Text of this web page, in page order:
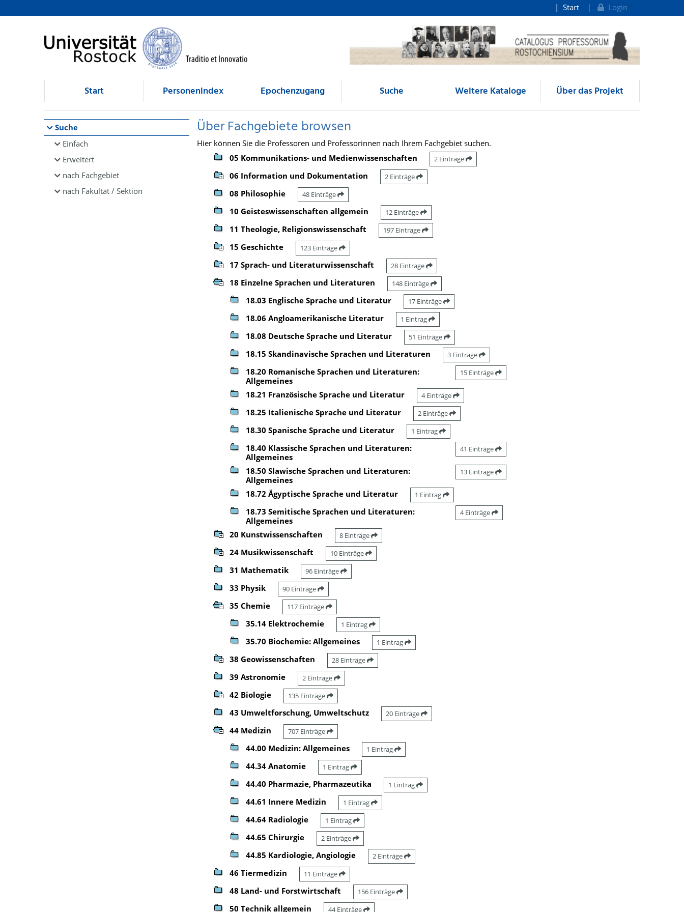
Browsen
direkt zum Inhalt
Start Login
Start Personenindex Epochenzugang Suche Weitere Kataloge Über das Projekt
Suche
Einfach
Erweitert
nach Fachgebiet
nach Fakultät / Sektion
Über Fachgebiete browsen
Hier können Sie die Professoren und Professorinnen nach Ihrem Fachgebiet suchen.
05 Kommunikations- und Medienwissenschaften
2 Einträge
06 Information und Dokumentation 2 Einträge
08 Philosophie 48 Einträge
10 Geisteswissenschaften allgemein 12 Einträge
11 Theologie, Religionswissenschaft 197 Einträge
15 Geschichte 123 Einträge
17 Sprach- und Literaturwissenschaft 28 Einträge
18 Einzelne Sprachen und Literaturen 148 Einträge
18.03 Englische Sprache und Literatur 17 Einträge
18.06 Angloamerikanische Literatur 1 Eintrag
18.08 Deutsche Sprache und Literatur 51 Einträge
18.15 Skandinavische Sprachen und Literaturen 3 Einträge
18.20 Romanische Sprachen und Literaturen:
Allgemeines
15 Einträge
18.21 Französische Sprache und Literatur 4 Einträge
18.25 Italienische Sprache und Literatur 2 Einträge
18.30 Spanische Sprache und Literatur 1 Eintrag
18.40 Klassische Sprachen und Literaturen:
Allgemeines
41 Einträge
18.50 Slawische Sprachen und Literaturen:
Allgemeines
13 Einträge
18.72 Ägyptische Sprache und Literatur 1 Eintrag
18.73 Semitische Sprachen und Literaturen:
Allgemeines
4 Einträge
20 Kunstwissenschaften 8 Einträge
24 Musikwissenschaft 10 Einträge
31 Mathematik 96 Einträge
33 Physik 90 Einträge
35 Chemie 117 Einträge
35.14 Elektrochemie 1 Eintrag
35.70 Biochemie: Allgemeines 1 Eintrag
38 Geowissenschaften 28 Einträge
39 Astronomie 2 Einträge
42 Biologie 135 Einträge
43 Umweltforschung, Umweltschutz 20 Einträge
44 Medizin 707 Einträge
44.00 Medizin: Allgemeines 1 Eintrag
44.34 Anatomie 1 Eintrag
44.40 Pharmazie, Pharmazeutika 1 Eintrag
44.61 Innere Medizin 1 Eintrag
44.64 Radiologie 1 Eintrag
44.65 Chirurgie 2 Einträge
44.85 Kardiologie, Angiologie 2 Einträge
46 Tiermedizin 11 Einträge
48 Land- und Forstwirtschaft 156 Einträge
50 Technik allgemein 44 Einträge